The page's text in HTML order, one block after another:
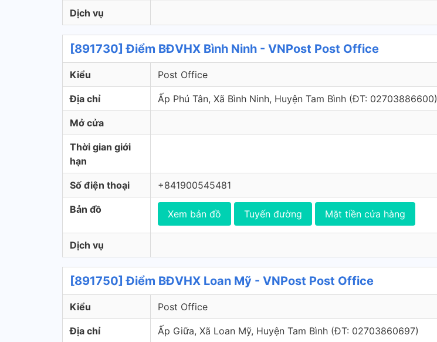
Dịch vụ
[891730] Điểm BĐVHX Bình Ninh - VNPost Post Office
Kiểu Post Office
Địa chỉ Ấp Phú Tân, Xã Bình Ninh, Huyện Tam Bình (ÐT: 02703886600)
Mở cửa
Thời gian giới
hạn
Số điện thoại +841900545481
Bản đồ Xem bản đồ Tuyến đường Mặt tiền cửa hàng
Dịch vụ
[891750] Điểm BĐVHX Loan Mỹ - VNPost Post Office
Kiểu Post Office
Địa chỉ Ấp Giữa, Xã Loan Mỹ, Huyện Tam Bình (ÐT: 02703860697)